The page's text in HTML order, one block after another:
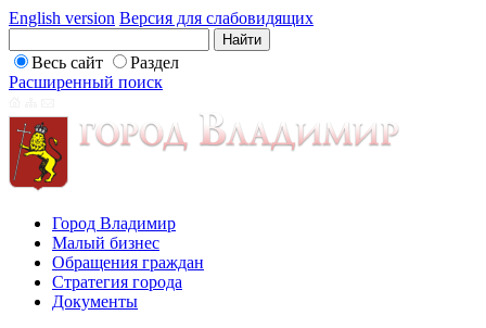
English version Версия для слабовидящих
Весь сайт
Раздел
Расширенный поиск
Город Владимир
Малый бизнес
Обращения граждан
Стратегия города
Документы